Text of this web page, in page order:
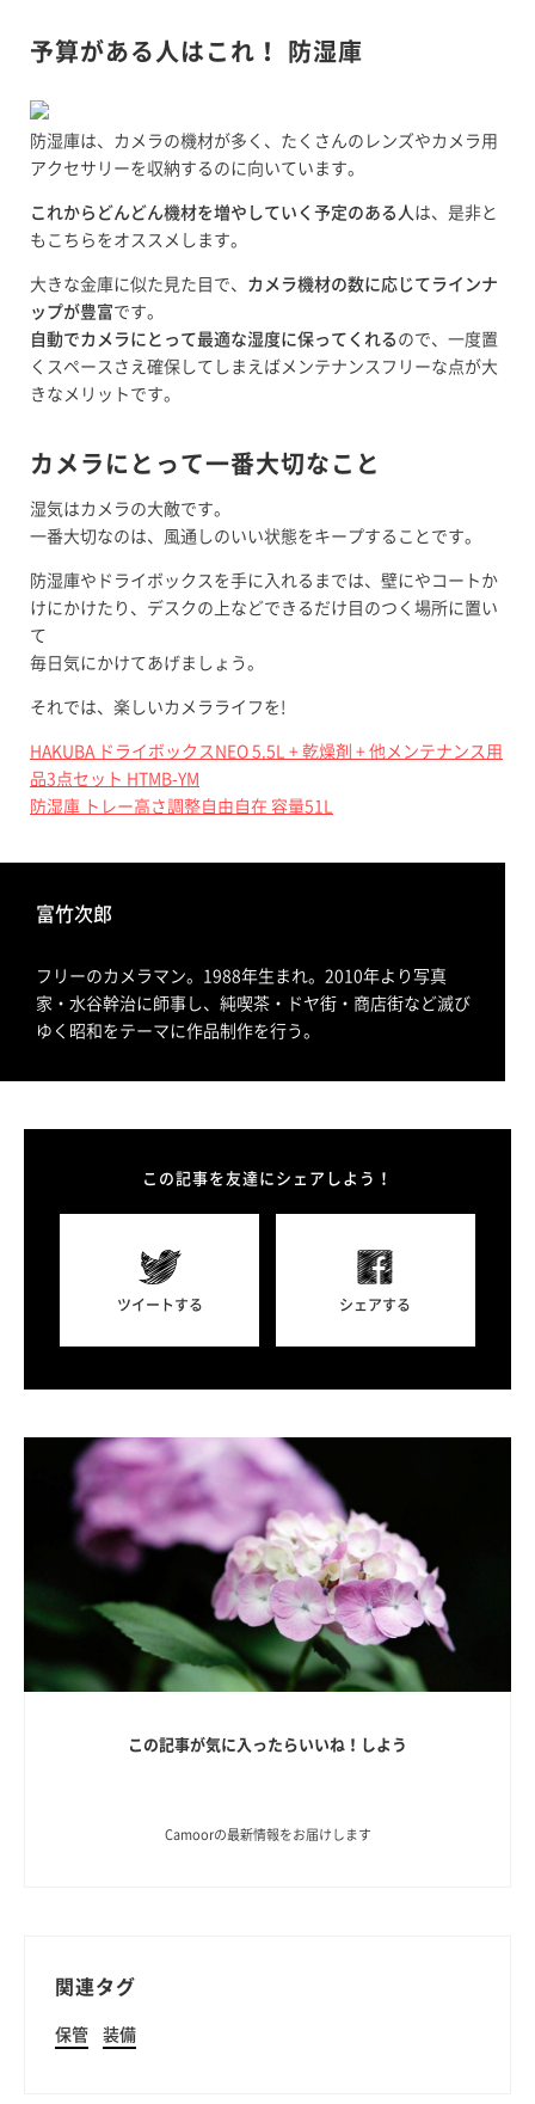
予算がある人はこれ！ 防湿庫
防湿庫は、カメラの機材が多く、たくさんのレンズやカメラ用
アクセサリーを収納するのに向いています。
これからどんどん機材を増やしていく予定のある人 は、是非と
もこちらをオススメします。
大きな金庫に似た見た目で、 カメラ機材の数に応じてラインナ
ップが豊富です。
自動でカメラにとって最適な湿度に保ってくれる ので、一度置
くスペースさえ確保してしまえばメンテナンスフリーな点が大
きなメリットです。
カメラにとって一番大切なこと
湿気はカメラの大敵です。
一番大切なのは、風通しのいい状態をキープすることです。
防湿庫やドライボックスを手に入れるまでは、壁にやコートか
けにかけたり、デスクの上などできるだけ目のつく場所に置い
て
毎日気にかけてあげましょう。
それでは、楽しいカメラライフを!
HAKUBA ドライボックスNEO 5.5L + 乾燥剤 + 他メンテナンス用
品3点セット HTMB-YM
防湿庫 トレー高さ調整自由自在 容量51L
富竹次郎
フリーのカメラマン。1988年生まれ。2010年より写真
家・水谷幹治に師事し、純喫茶・ドヤ街・商店街など滅び
ゆく昭和をテーマに作品制作を行う。
この記事を友達にシェアしよう！
ツイートする シェアする
この記事が気に入ったらいいね！しよう
Camoorの最新情報をお届けします
関連タグ
保管 装備